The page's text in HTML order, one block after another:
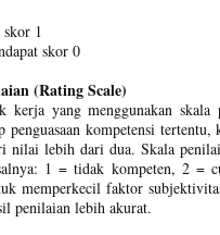
1
skor 0
(Rating Scale)
kerja yang menggunakan
penguasaan kompetensi
nilai lebih dari dua. Skala
1 = tidak kompeten, 2 =
memperkecil faktor
penilaian lebih akurat.